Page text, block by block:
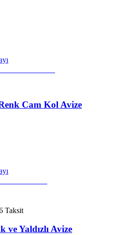
Cam Kol Avize
Taksit
ve Yaldızlı Avize